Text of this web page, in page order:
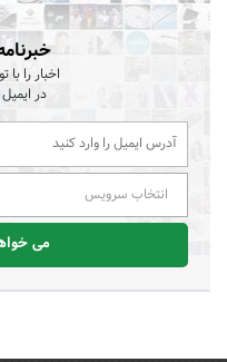
اخبار را
در
انتخاب سرویس
می